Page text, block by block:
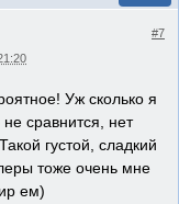
#7
Уж сколько я
сравнится, нет
густой, сладкий
тоже очень мне
ем)